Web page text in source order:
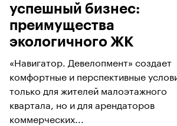
успешный бизнес:
преимущества
экологичного ЖК
«Навигатор. Девелопмент» создает
комфортные и перспективные
только для жителей малоэтажного
квартала, но и для арендаторов
коммерческих...